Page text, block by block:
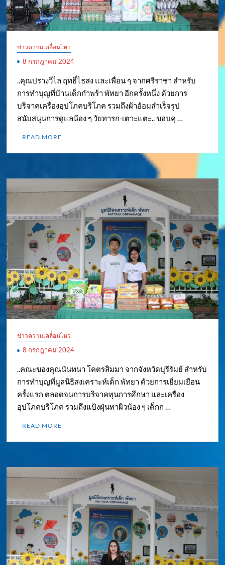
ข่าวความเคลื่อนไหว
8 กรกฎาคม 2024
..คุณปรางวิไล ฤทธิ์ไธสง และเพื่อน ๆ จากศรีราชา สำหรับ
การทำบุญที่บ้านเด็กกำพร้า พัทยา อีกครั้งหนึ่ง ด้วยการ
บริจาคเครื่องอุปโภคบริโภค รวมถึงผ้าอ้อมสำเร็จรูป
สนับสนุนการดูแลน้อง ๆ วัยทารก-เตาะแตะ.. ขอบคุ …
READ MORE
ข่าวความเคลื่อนไหว
8 กรกฎาคม 2024
..คณะของคุณนันทนา โคตรสิมมา จากจังหวัดบุรีรัมย์ สำหรับ
การทำบุญที่มูลนิธิสงเคราะห์เด็ก พัทยา ด้วยการเยี่ยมเยือน
ครั้งแรก ตลอดจนการบริจาคทุนการศึกษา และเครื่อง
อุปโภคบริโภค รวมถึงแป้งฝุ่นทาผิวน้อง ๆ เด็กก …
READ MORE